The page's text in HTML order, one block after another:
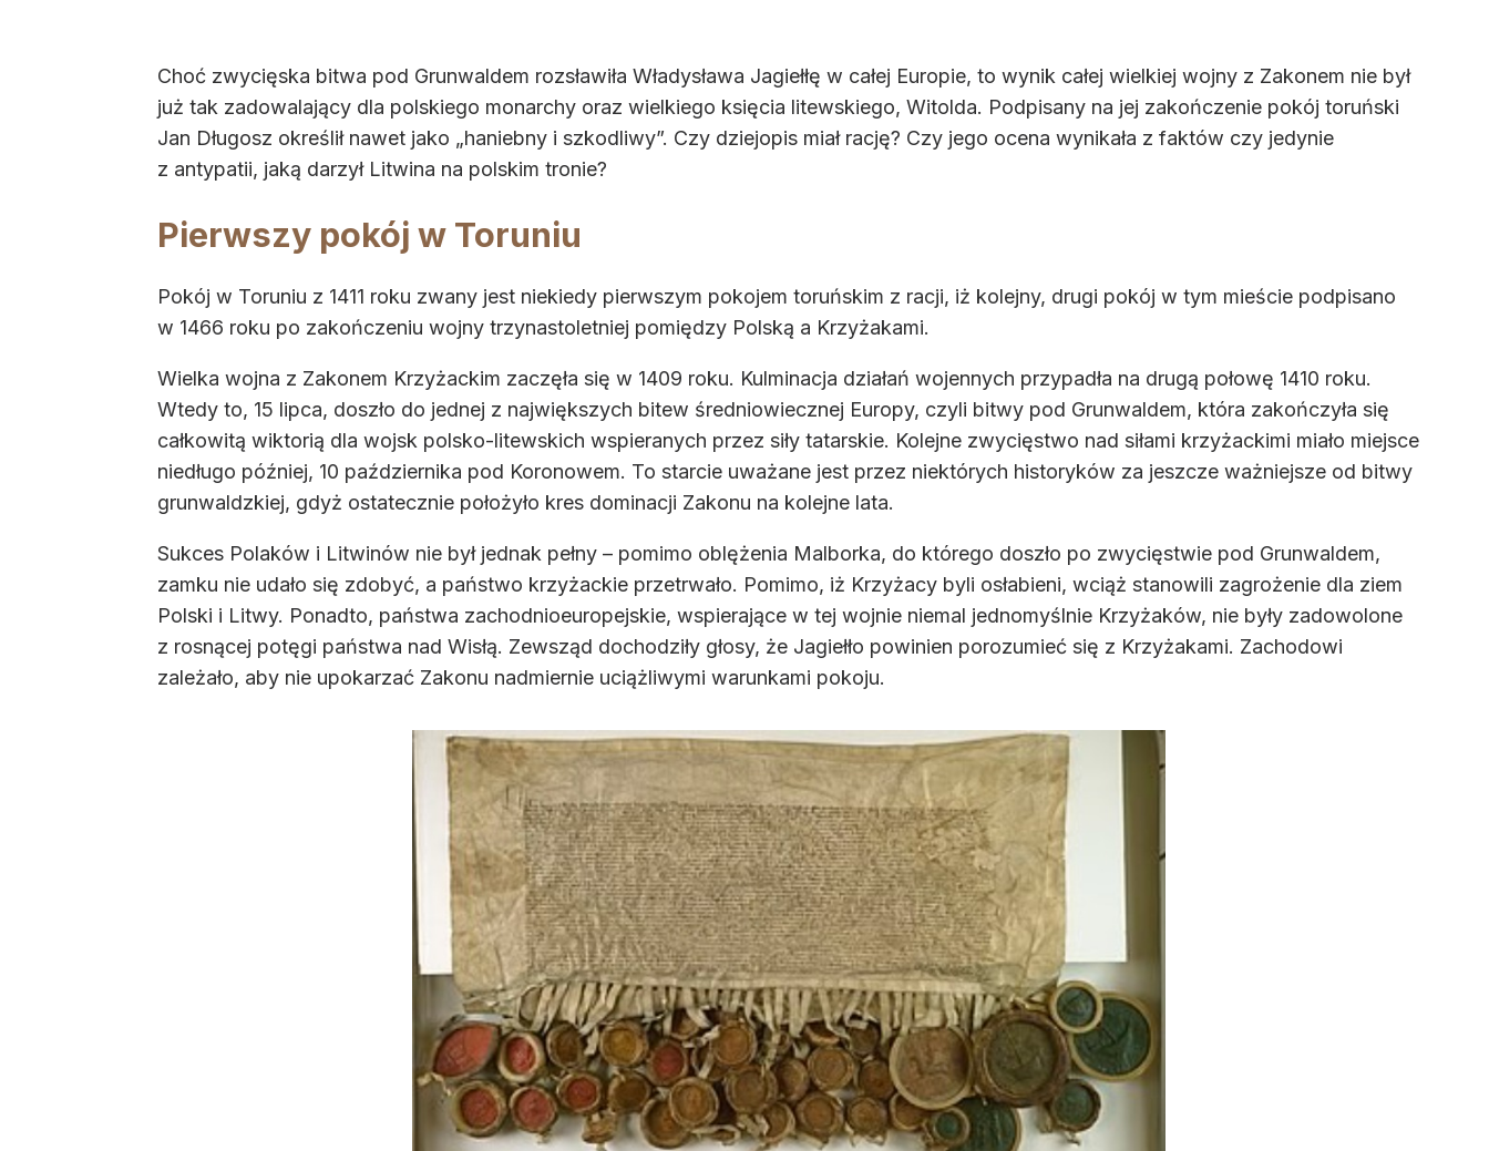
Choć zwycięska bitwa pod Grunwaldem rozsławiła Władysława Jagiełłę w całej Europie, to wynik całej wielkiej wojny z Zakonem nie był
już tak zadowalający dla polskiego monarchy oraz wielkiego księcia litewskiego, Witolda. Podpisany na jej zakończenie pokój toruński
Jan Długosz określił nawet jako „haniebny i szkodliwy”. Czy dziejopis miał rację? Czy jego ocena wynikała z faktów czy jedynie
z antypatii, jaką darzył Litwina na polskim tronie?
Pierwszy pokój w Toruniu
Pokój w Toruniu z 1411 roku zwany jest niekiedy pierwszym pokojem toruńskim z racji, iż kolejny, drugi pokój w tym mieście podpisano
w 1466 roku po zakończeniu wojny trzynastoletniej pomiędzy Polską a Krzyżakami.
Wielka wojna z Zakonem Krzyżackim zaczęła się w 1409 roku. Kulminacja działań wojennych przypadła na drugą połowę 1410 roku.
Wtedy to, 15 lipca, doszło do jednej z największych bitew średniowiecznej Europy, czyli bitwy pod Grunwaldem, która zakończyła się
całkowitą wiktorią dla wojsk polsko-litewskich wspieranych przez siły tatarskie. Kolejne zwycięstwo nad siłami krzyżackimi miało miejsce
niedługo później, 10 października pod Koronowem. To starcie uważane jest przez niektórych historyków za jeszcze ważniejsze od bitwy
grunwaldzkiej, gdyż ostatecznie położyło kres dominacji Zakonu na kolejne lata.
Sukces Polaków i Litwinów nie był jednak pełny – pomimo oblężenia Malborka, do którego doszło po zwycięstwie pod Grunwaldem,
zamku nie udało się zdobyć, a państwo krzyżackie przetrwało. Pomimo, iż Krzyżacy byli osłabieni, wciąż stanowili zagrożenie dla ziem
Polski i Litwy. Ponadto, państwa zachodnioeuropejskie, wspierające w tej wojnie niemal jednomyślnie Krzyżaków, nie były zadowolone
z rosnącej potęgi państwa nad Wisłą. Zewsząd dochodziły głosy, że Jagiełło powinien porozumieć się z Krzyżakami. Zachodowi
zależało, aby nie upokarzać Zakonu nadmiernie uciążliwymi warunkami pokoju.